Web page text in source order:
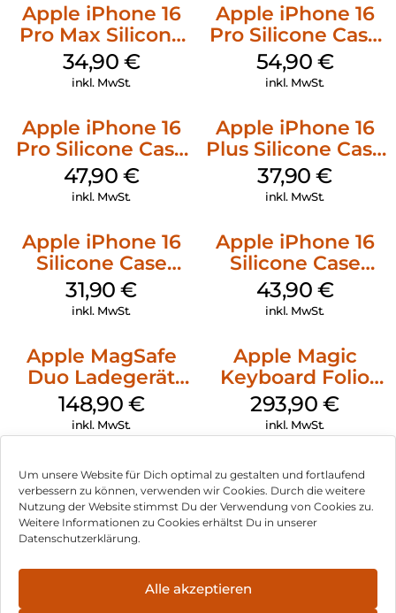
Um unsere Website für Dich optimal zu gestalten und fortlaufend
verbessern zu können, verwenden wir Cookies. Durch die weitere
Nutzung der Website stimmst Du der Verwendung von Cookies zu.
Weitere Informationen zu Cookies erhältst Du in unserer
Datenschutzerklärung.
Alle akzeptieren
Apple iPhone 16
Pro Max Silicone
Case MagSafe
Denim
34,90 €
inkl. MwSt.
Apple iPhone 16
Pro Silicone Case
MagSafe Black
54,90 €
inkl. MwSt.
Apple iPhone 16
Pro Silicone Case
MagSafe Denim
47,90 €
inkl. MwSt.
Apple iPhone 16
Plus Silicone Case
MagSafe Lake
Green
37,90€
inkl. MwSt.
Apple iPhone 16
Silicone Case
MagSafe Fuchsia
31,90€
inkl. MwSt.
Apple iPhone 16
Silicone Case
MagSafe Plum
43,90 €
inkl. MwSt.
Apple MagSafe
Duo Ladegerät
Weiß
148,90 €
inkl. MwSt.
Apple Magic
Keyboard Folio
iPad 10.9″ (10.Gen.)
Weiß
293,90€
inkl. MwSt.
Impressum